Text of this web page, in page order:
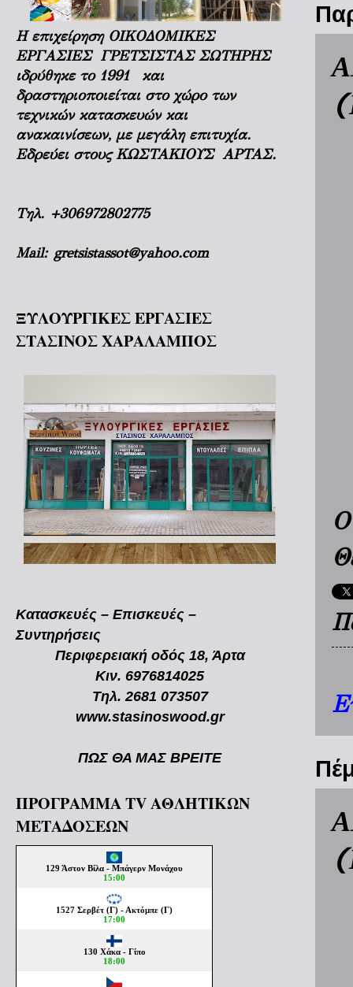
Η επιχείρηση ΟΙΚΟΔΟΜΙΚΕΣ
ΕΡΓΑΣΙΕΣ ΓΡΕΤΣΙΣΤΑΣ ΣΩΤΗΡΗΣ
ιδρύθηκε το 1991 και
δραστηριοποιείται στο χώρο των
τεχνικών κατασκευών και
ανακαινίσεων, με μεγάλη επιτυχία.
Εδρεύει στους ΚΩΣΤΑΚΙΟΥΣ ΑΡΤΑΣ.
Τηλ. +306972802775
Mail: gretsistassot@yahoo.com
ΞΥΛΟΥΡΓΙΚΕΣ ΕΡΓΑΣΙΕΣ
ΣΤΑΣΙΝΟΣ ΧΑΡΑΛΑΜΠΟΣ
Κατασκευές – Επισκευές –
Συντηρήσεις
Περιφερειακή οδός 18, Άρτα
Κιν. 6976814025
Τηλ. 2681 073507
www.stasinoswood.gr
ΠΩΣ ΘΑ ΜΑΣ ΒΡΕΙΤΕ
ΠΡΟΓΡΑΜΜΑ TV ΑΘΛΗΤΙΚΩΝ
ΜΕΤΑΔΟΣΕΩΝ